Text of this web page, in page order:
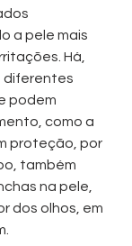
a pele mais
Há,
diferentes
podem
como a
proteção, por
também
na pele,
dos olhos, em